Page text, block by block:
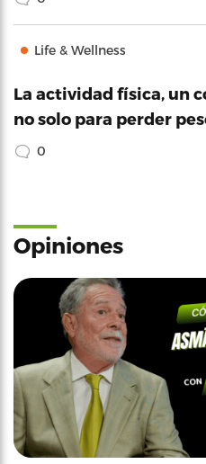
Life & Wellness
La actividad física, un
no solo para perder
0
Opiniones